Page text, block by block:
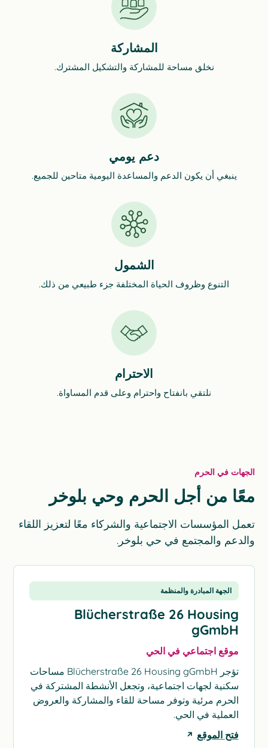
المشاركة
نخلق مساحة للمشاركة والتشكيل المشترك.
دعم يومي
ينبغي أن يكون الدعم والمساعدة اليومية متاحين للجميع.
الشمول
التنوع وظروف الحياة المختلفة جزء طبيعي من ذلك.
الاحترام
نلتقي بانفتاح واحترام وعلى قدم المساواة.
الجهات في الحرم
معًا من أجل الحرم وحي بلوخر
تعمل المؤسسات الاجتماعية والشركاء معًا لتعزيز اللقاء
والدعم والمجتمع في حي بلوخر.
الجهة المبادرة والمنظمة
Blücherstraße 26 Housing
gGmbH
موقع اجتماعي في الحي
تؤجر Blücherstraße 26 Housing gGmbH مساحات
سكنية لجهات اجتماعية، وتجعل الأنشطة المشتركة في
الحرم مرئية وتوفر مساحة للقاء والمشاركة والعروض
العملية في الحي.
فتح الموقع